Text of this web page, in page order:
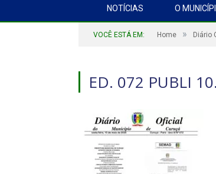
NOTÍCIAS O
VOCÊ ESTÁ EM: Home » Diário
ED. 072 PUBLI